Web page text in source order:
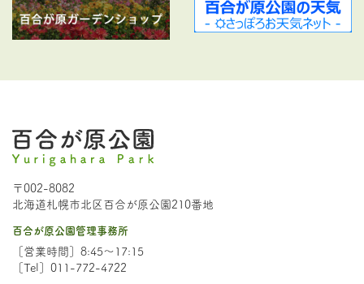
〒002-8082
北海道札幌市北区百合が原公園210番地
百合が原公園管理事務所
［営業時間］8:45～17:15
［Tel］011-772-4722